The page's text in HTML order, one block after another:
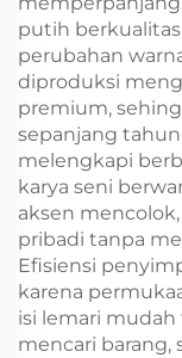
putih
perubahan
diproduksi
premium,
sepanjang
melengkapi
karya seni
aksen
pribadi tanpa
Efisiensi
karena
isi lemari
mencari barang,